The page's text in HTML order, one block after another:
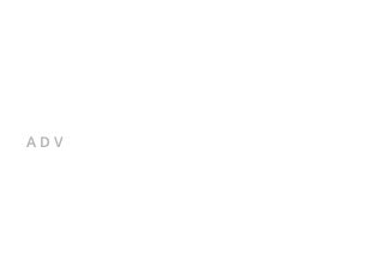
ADV